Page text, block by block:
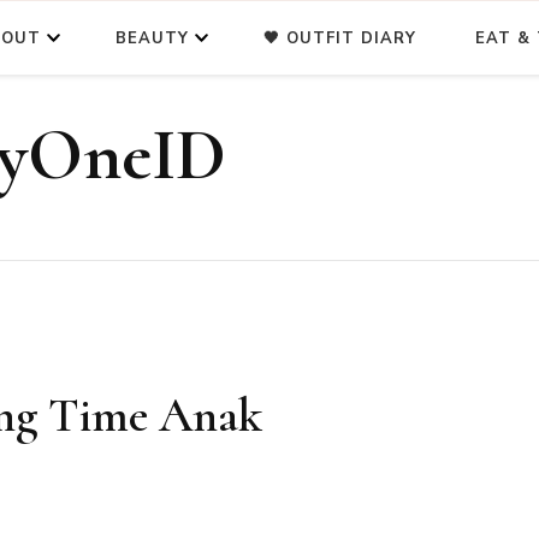
BEAUTY 🖤 OUTFIT DIARY EAT &
Time Anak